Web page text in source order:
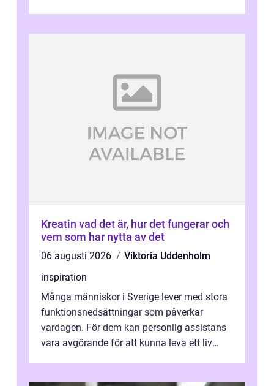
Kreatin vad det är, hur det fungerar och
vem som har nytta av det
06 augusti 2026
Viktoria Uddenholm
inspiration
Många människor i Sverige lever med stora
funktionsnedsättningar som påverkar
vardagen. För dem kan personlig assistans
vara avgörande för att kunna leva ett liv